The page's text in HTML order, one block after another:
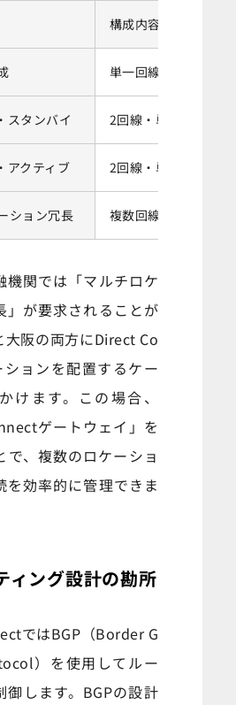
構成内容
単一回線・単一ロケ
スタンバイ 2回線・単一ロケーシ
アクティブ 2回線・単一ロケー
ション冗長 複数回線・複数ロケ
機関では「マルチロケ
」が要求されることが
大阪の両方にDirect Co
ョンを配置するケー
けます。この場合、
ゲートウェイ」を
で、複数のロケーショ
を効率的に管理できま
ィング設計の勘所
ではBGP（Border G
）を使用してルー
御します。BGPの設計